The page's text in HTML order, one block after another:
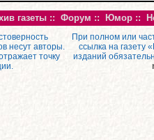
газеты :: Форум :: Юмор ::
несут авторы.
точку
При полном или
ссылка на газету
изданий